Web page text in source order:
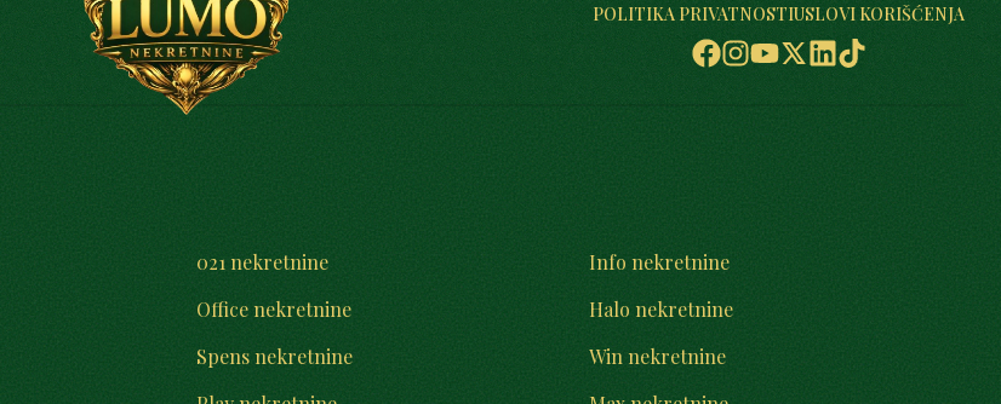
POLITIKA PRIVATNOSTIUSLOVI KORIŠĆENJA
021 nekretnine
Info nekretnine
Office nekretnine
Halo nekretnine
Spens nekretnine
Win nekretnine